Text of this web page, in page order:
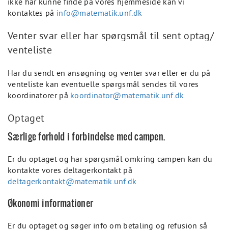
kontaktes på info@matematik.unf.dk
Venter svar eller har spørgsmål til sent optag/
venteliste
Har du sendt en ansøgning og venter svar eller er du på
venteliste kan eventuelle spørgsmål sendes til vores
koordinatorer på koordinator@matematik.unf.dk
Optaget
Særlige forhold i forbindelse med campen.
Er du optaget og har spørgsmål omkring campen kan du
kontakte vores deltagerkontakt på
deltagerkontakt@matematik.unf.dk
Økonomi informationer
Er du optaget og søger info om betaling og refusion så